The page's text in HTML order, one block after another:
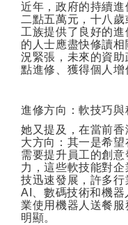
近年，政府的持續進
二點五萬元，十八
工族提供了良好的
的人士應盡快修讀
況緊張，未來的資
點進修、獲得個人增
進修方向：軟技巧與
她又提及，在當前
大方向：其一是希
需要提升員工的創
力，這些軟技能對
技迅速發展，許多
AI
、數碼技術和機
業使用機器人送餐
明顯。